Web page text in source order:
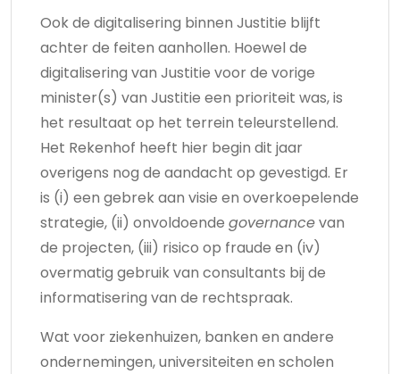
Ook de digitalisering binnen Justitie blijft
achter de feiten aanhollen. Hoewel de
digitalisering van Justitie voor de vorige
minister(s) van Justitie een prioriteit was, is
het resultaat op het terrein teleurstellend.
Het Rekenhof heeft hier begin dit jaar
overigens nog de aandacht op gevestigd. Er
is (i) een gebrek aan visie en overkoepelende
strategie, (ii) onvoldoende governancevan
de projecten, (iii) risico op fraude en (iv)
overmatig gebruik van consultants bij de
informatisering van de rechtspraak.
Wat voor ziekenhuizen, banken en andere
ondernemingen, universiteiten en scholen